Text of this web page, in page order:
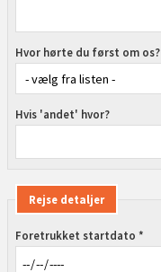
Hvor hørte du først om os?
Hvis 'andet' hvor?
Rejse detaljer
Foretrukket startdato *